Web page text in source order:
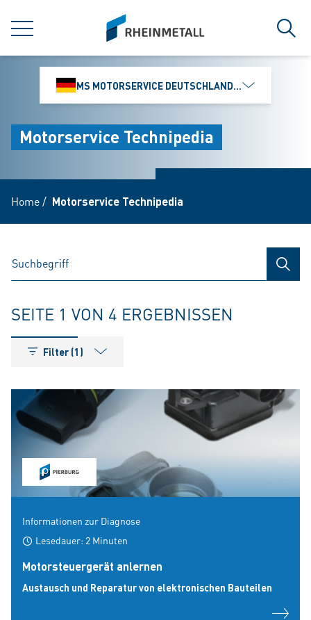
MENÜ
siteLogo
MS MOTORSERVICE DEUTSCHLAND GMBH
Motorservice Technipedia
Home/ Motorservice Technipedia
SEITE 1 VON 4 ERGEBNISSEN
Filter (1)
Informationen zur Diagnose
Lesedauer: 2 Minuten
Motorsteuergerät anlernen
Austausch und Reparatur von elektronischen Bauteilen